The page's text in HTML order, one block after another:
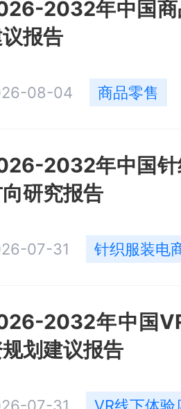
2032年中国商
报告
08-04 商品零售
2032年中国针
研究报告
07-31 针织服装电
2032年中国
划建议报告